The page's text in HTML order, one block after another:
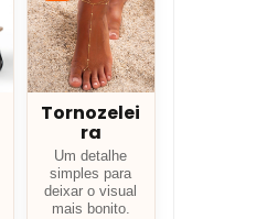
Tornozelei
ra
Um detalhe
simples para
deixar o visual
mais bonito.